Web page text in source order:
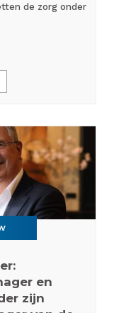
de zorg onder
en
zijn